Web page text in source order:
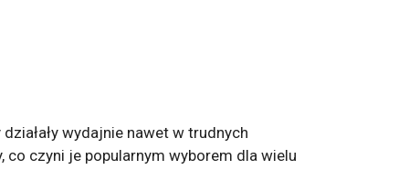
wydajnie nawet w trudnych
co czyni je popularnym wyborem dla wielu